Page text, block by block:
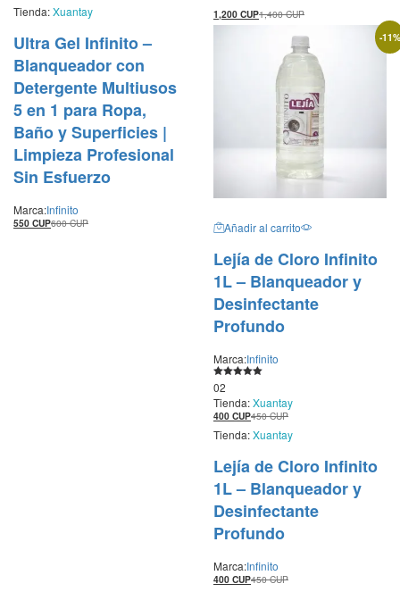
Tienda:Xuantay
Ultra Gel Infinito –
Blanqueador con
Detergente Multiusos
5 en 1 para Ropa,
Baño y Superficies |
Limpieza Profesional
Sin Esfuerzo
Marca:Infinito
550 CUP600CUP
1,200 CUP1,400CUP
-11%
Añadir al carrito
Lejía de Cloro Infinito
1L – Blanqueador y
Desinfectante
Profundo
Marca:Infinito
Valorado con
5.00
de 5
02
Tienda:Xuantay
400 CUP450CUP
Tienda:Xuantay
Lejía de Cloro Infinito
1L – Blanqueador y
Desinfectante
Profundo
Marca:Infinito
400 CUP450CUP